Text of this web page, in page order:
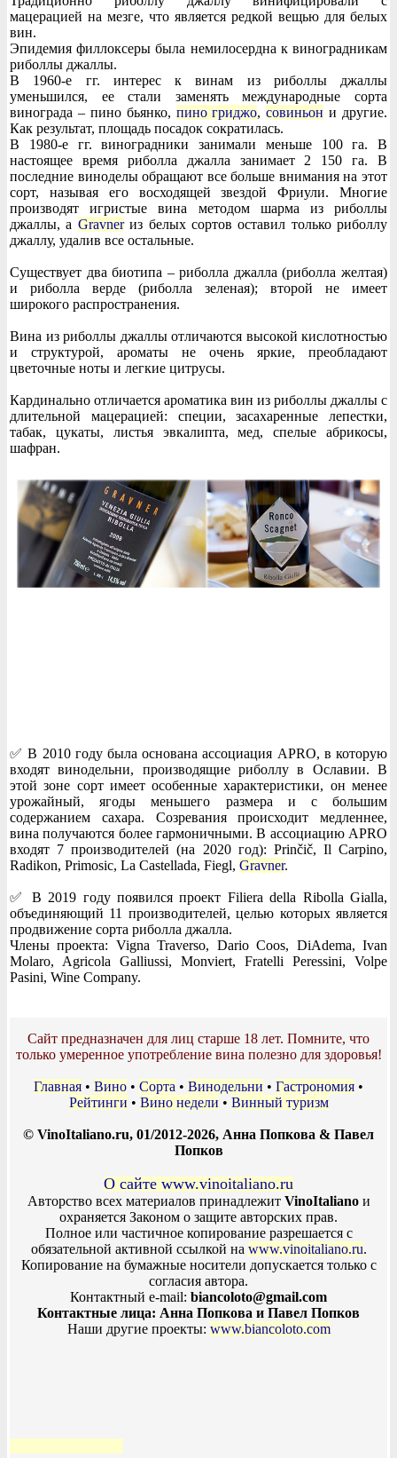
мацерацией на мезге, что является редкой вещью для белых
вин.
Эпидемия филлоксеры была немилосердна к виноградникам
риболлы джаллы.
В 1960-е гг. интерес к винам из риболлы джаллы
уменьшился, ее стали заменять международные сорта
винограда – пино бьянко, пино гриджо,совиньон и другие.
Как результат, площадь посадок сократилась.
В 1980-е гг. виноградники занимали меньше 100 га. В
настоящее время риболла джалла занимает 2 150 га. В
последние виноделы обращают все больше внимания на этот
сорт, называя его восходящей звездой Фриули. Многие
производят игристые вина методом шарма из риболлы
джаллы, а Gravnerиз белых сортов оставил только риболлу
джаллу, удалив все остальные.
Существует два биотипа – риболла джалла (риболла желтая)
и риболла верде (риболла зеленая); второй не имеет
широкого распространения.
Вина из риболлы джаллы отличаются высокой кислотностью
и структурой, ароматы не очень яркие, преобладают
цветочные ноты и легкие цитрусы.
Кардинально отличается ароматика вин из риболлы джаллы с
длительной мацерацией: специи, засахаренные лепестки,
табак, цукаты, листья эвкалипта, мед, спелые абрикосы,
шафран.
✅ В 2010 году была основана ассоциация APRO, в которую
входят винодельни, производящие риболлу в Ославии. В
этой зоне сорт имеет особенные характеристики, он менее
урожайный, ягоды меньшего размера и с большим
содержанием сахара. Созревания происходит медленнее,
вина получаются более гармоничными. В ассоциацию APRO
входят 7 производителей (на 2020 год): Prinčič, Il Carpino,
Radikon, Primosic, La Castellada, Fiegl, Gravner.
✅ В 2019 году появился проект Filiera della Ribolla Gialla,
объединяющий 11 производителей, целью которых является
продвижение сорта риболла джалла.
Члены проекта: Vigna Traverso, Dario Coos, DiAdema, Ivan
Molaro, Agricola Galliussi, Monviert, Fratelli Peressini, Volpe
Pasini, Wine Company.
Сайт предназначен для лиц старше 18 лет. Помните, что
только умеренное употребление вина полезно для здоровья!
Главная • Вино • Сорта • Винодельни • Гастрономия •
Рейтинги • Вино недели • Винный туризм
© VinoItaliano.ru, 01/2012-2026, Анна Попкова & Павел
Попков
О сайте www.vinoitaliano.ru
Авторство всех материалов принадлежит VinoItalianoи
охраняется Законом о защите авторских прав.
Полное или частичное копирование разрешается с
обязательной активной ссылкой на www.vinoitaliano.ru.
Копирование на бумажные носители допускается только с
согласия автора.
Контактный e-mail: biancoloto@gmail.com
Контактные лица: Анна Попкова и Павел Попков
Наши другие проекты: www.biancoloto.com